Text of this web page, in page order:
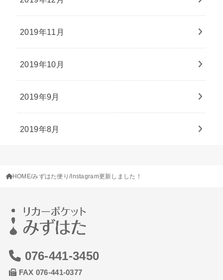
2019年11月
2019年10月
2019年9月
2019年8月
HOME みずはた便り Instagram更新しました！
076-441-3450
FAX 076-441-0377